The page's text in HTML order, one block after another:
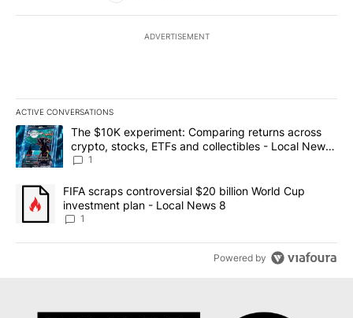
ADVERTISEMENT
ACTIVE CONVERSATIONS
The following is a list of the most commented articles in the last
A trending article titled "The $10K experiment: Comparing
The $10K experiment: Comparing returns across
crypto, stocks, ETFs and collectibles - Local News
8
1
A trending article titled "FIFA scraps controversial $20 billion
FIFA scraps controversial $20 billion World Cup
investment plan - Local News 8
1
Powered by